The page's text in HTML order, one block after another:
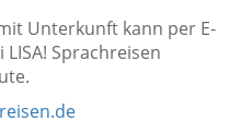
Unterkunft kann per E-
Sprachreisen